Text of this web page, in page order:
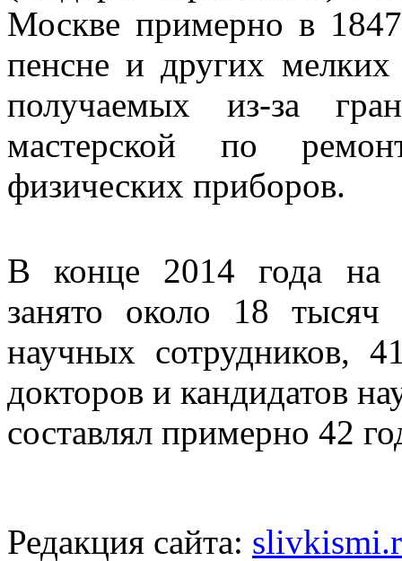
Москве примерно в
пенсне и других мелких
получаемых из-за
мастерской по
физических приборов.
В конце 2014 года на
занято около 18
научных сотрудников,
докторов и кандидатов
составлял примерно 42
Редакция сайта: